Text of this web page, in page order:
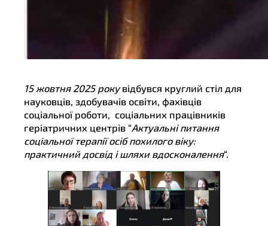
15 жовтня 2025 рокувідбувся круглий стіл для
науковців, здобувачів освіти, фахівців
соціальної роботи, соціальних працівників
геріатричних центрів “Актуальні питання
соціальної терапії осіб похилого віку:
практичний досвід і шляхи вдосконалення“.